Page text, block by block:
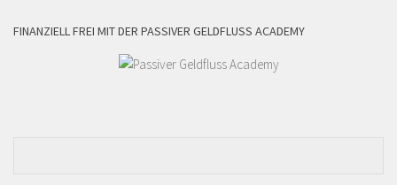
FINANZIELL FREI MIT DER PASSIVER GELDFLUSS ACADEMY